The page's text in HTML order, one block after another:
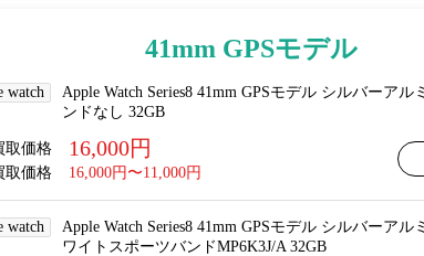
41mm GPSモデル
watch
Apple Watch Series8 41mm GPSモデル シルバーア
ンドなし 32GB
取価格 16,000円
取価格 16,000円〜11,000円
watch
Apple Watch Series8 41mm GPSモデル シルバーアル
ワイトスポーツバンドMP6K3J/A 32GB